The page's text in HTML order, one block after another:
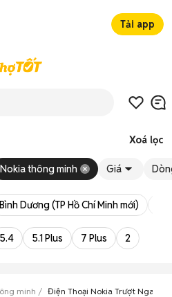
Tải app
Xoá lọc
Nokia thông minh Giá
Bình Dương (TP Hồ Chí Minh mới)
5.4 5.1 Plus 7 Plus 2
minh Điện Thoại Nokia Trượt Ngang